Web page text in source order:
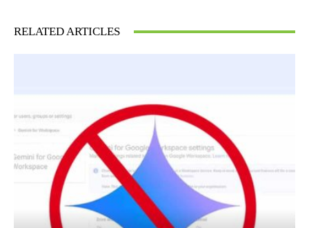
RELATED ARTICLES